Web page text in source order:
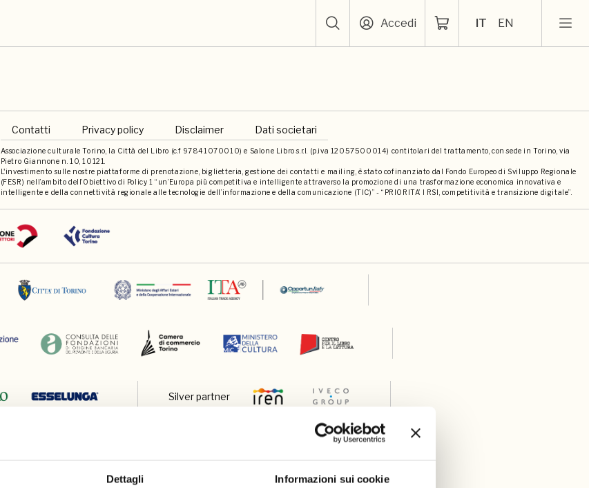
Dettagli Informazioni sui cookie
Accedi IT EN
Associazione culturale Torino, la Città del Libro (c.f 97841070010) e Salone Libro s.r.l. (p.iva 12057500014) contitolari del trattamento, con sede in Torino, via
Pietro Giannone n. 10, 10121.
L'investimento sulle nostre piattaforme di prenotazione, biglietteria, gestione dei contatti e mailing, è stato cofinanziato dal Fondo Europeo di Sviluppo Regionale
(FESR) nell’ambito dell’Obiettivo di Policy 1 “un’Europa più competitiva e intelligente attraverso la promozione di una trasformazione economica innovativa e
intelligente e della connettività regionale alle tecnologie dell’informazione e della comunicazione (TIC)” - “PRIORITA’ I RSI, competitività e transizione digitale”.
Contatti Privacy policy Disclaimer Dati societari
Silver partner